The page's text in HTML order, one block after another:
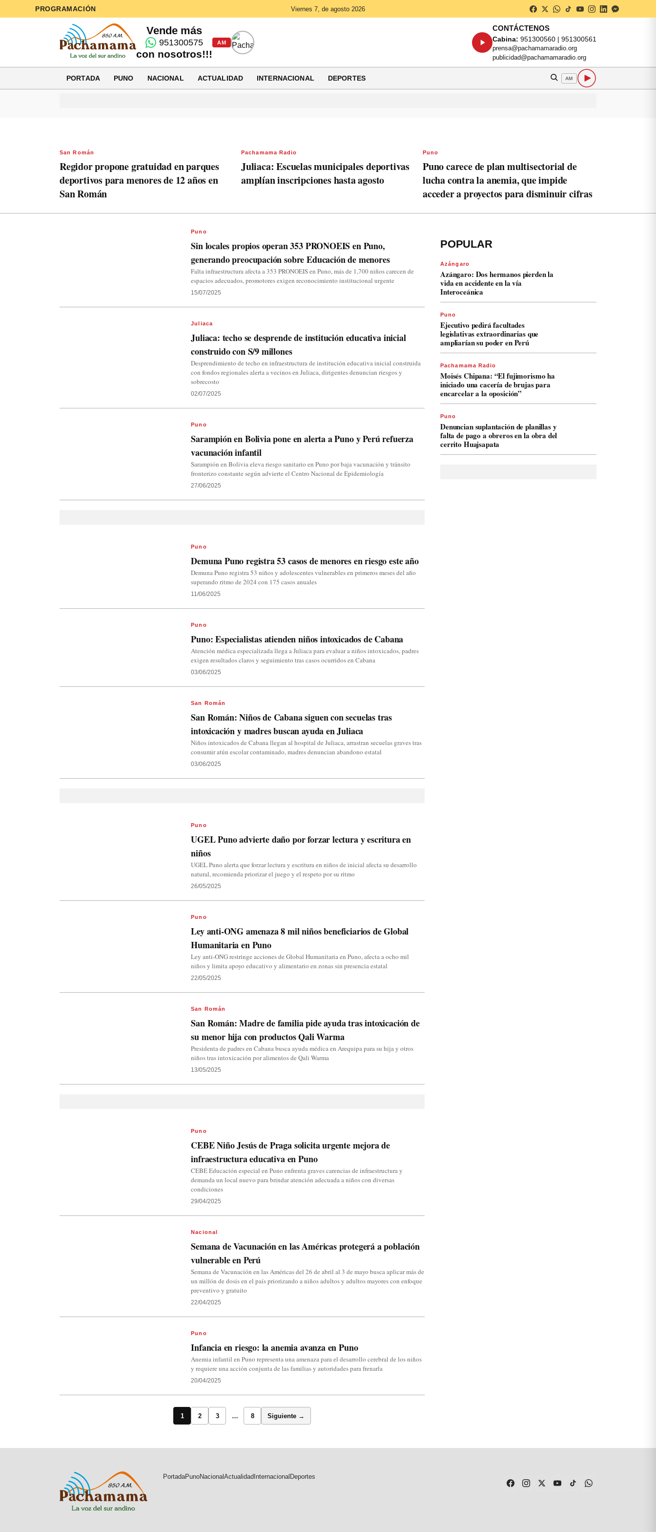
PROGRAMACIÓN Viernes 7, de agosto 2026
Vende más
951300575
con nosotros!!!
AM
CONTÁCTENOS
Cabina: 951300560 | 951300561
prensa@pachamamaradio.org
publicidad@pachamamaradio.org
PORTADA PUNO NACIONAL ACTUALIDAD INTERNACIONAL DEPORTES AM
San Román
Regidor propone gratuidad en parques
deportivos para menores de 12 años en
San Román
Pachamama Radio
Juliaca: Escuelas municipales deportivas
amplían inscripciones hasta agosto
Puno
Puno carece de plan multisectorial de
lucha contra la anemia, que impide
acceder a proyectos para disminuir cifras
Puno
Sin locales propios operan 353 PRONOEIS en Puno,
generando preocupación sobre Educación de menores
Falta infraestructura afecta a 353 PRONOEIS en Puno, más de 1,700 niños carecen de
espacios adecuados, promotores exigen reconocimiento institucional urgente
15/07/2025
Juliaca
Juliaca: techo se desprende de institución educativa inicial
construido con S/9 millones
Desprendimiento de techo en infraestructura de institución educativa inicial construida
con fondos regionales alerta a vecinos en Juliaca, dirigentes denuncian riesgos y
sobrecosto
02/07/2025
Puno
Sarampión en Bolivia pone en alerta a Puno y Perú refuerza
vacunación infantil
Sarampión en Bolivia eleva riesgo sanitario en Puno por baja vacunación y tránsito
fronterizo constante según advierte el Centro Nacional de Epidemiología
27/06/2025
Puno
Demuna Puno registra 53 casos de menores en riesgo este año
Demuna Puno registra 53 niños y adolescentes vulnerables en primeros meses del año
superando ritmo de 2024 con 175 casos anuales
11/06/2025
Puno
Puno: Especialistas atienden niños intoxicados de Cabana
Atención médica especializada llega a Juliaca para evaluar a niños intoxicados, padres
exigen resultados claros y seguimiento tras casos ocurridos en Cabana
03/06/2025
San Román
San Román: Niños de Cabana siguen con secuelas tras
intoxicación y madres buscan ayuda en Juliaca
Niños intoxicados de Cabana llegan al hospital de Juliaca, arrastran secuelas graves tras
consumir atún escolar contaminado, madres denuncian abandono estatal
03/06/2025
Puno
UGEL Puno advierte daño por forzar lectura y escritura en
niños
UGEL Puno alerta que forzar lectura y escritura en niños de inicial afecta su desarrollo
natural, recomienda priorizar el juego y el respeto por su ritmo
26/05/2025
Puno
Ley anti-ONG amenaza 8 mil niños beneficiarios de Global
Humanitaria en Puno
Ley anti-ONG restringe acciones de Global Humanitaria en Puno, afecta a ocho mil
niños y limita apoyo educativo y alimentario en zonas sin presencia estatal
22/05/2025
San Román
San Román: Madre de familia pide ayuda tras intoxicación de
su menor hija con productos Qali Warma
Presidenta de padres en Cabana busca ayuda médica en Arequipa para su hija y otros
niños tras intoxicación por alimentos de Qali Warma
13/05/2025
Puno
CEBE Niño Jesús de Praga solicita urgente mejora de
infraestructura educativa en Puno
CEBE Educación especial en Puno enfrenta graves carencias de infraestructura y
demanda un local nuevo para brindar atención adecuada a niños con diversas
condiciones
29/04/2025
Nacional
Semana de Vacunación en las Américas protegerá a población
vulnerable en Perú
Semana de Vacunación en las Américas del 26 de abril al 3 de mayo busca aplicar más de
un millón de dosis en el país priorizando a niños adultos y adultos mayores con enfoque
preventivo y gratuito
22/04/2025
Puno
Infancia en riesgo: la anemia avanza en Puno
Anemia infantil en Puno representa una amenaza para el desarrollo cerebral de los niños
y requiere una acción conjunta de las familias y autoridades para frenarla
20/04/2025
1 2 3 … 8 Siguiente →
POPULAR
Azángaro
Azángaro: Dos hermanos pierden la
vida en accidente en la vía
Interoceánica
Puno
Ejecutivo pedirá facultades
legislativas extraordinarias que
ampliarían su poder en Perú
Pachamama Radio
Moisés Chipana: “El fujimorismo ha
iniciado una cacería de brujas para
encarcelar a la oposición”
Puno
Denuncian suplantación de planillas y
falta de pago a obreros en la obra del
cerrito Huajsapata
PortadaPunoNacionalActualidad Internacional Deportes